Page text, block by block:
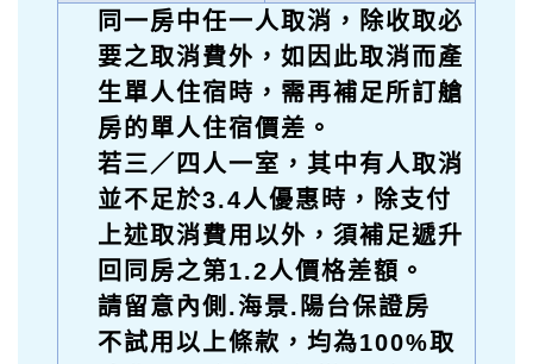
同一房中任一人取消，除收取必
要之取消費外，如因此取消而產
生單人住宿時，需再補足所訂艙
房的單人住宿價差。
若三／四人一室，其中有人取消
並不足於3.4人優惠時，除支付
上述取消費用以外，須補足遞升
回同房之第1.2人價格差額。
請留意內側.海景.陽台保證房
不試用以上條款，均為100%取